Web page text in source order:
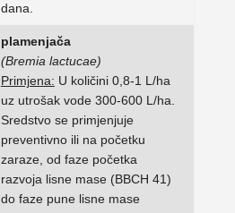
dana.
plamenjača
(Bremia lactucae)
Primjena: U količini 0,8-1 L/ha
uz utrošak vode 300-600 L/ha.
Sredstvo se primjenjuje
preventivno ili na početku
zaraze, od faze početka
razvoja lisne mase (BBCH 41)
do faze pune lisne mase